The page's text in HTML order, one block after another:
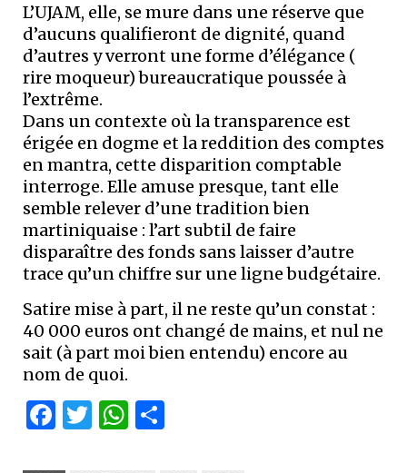
L’UJAM, elle, se mure dans une réserve que
d’aucuns qualifieront de dignité, quand
d’autres y verront une forme d’élégance (
rire moqueur) bureaucratique poussée à
l’extrême.
Dans un contexte où la transparence est
érigée en dogme et la reddition des comptes
en mantra, cette disparition comptable
interroge. Elle amuse presque, tant elle
semble relever d’une tradition bien
martiniquaise : l’art subtil de faire
disparaître des fonds sans laisser d’autre
trace qu’un chiffre sur une ligne budgétaire.
Satire mise à part, il ne reste qu’un constat :
40 000 euros ont changé de mains, et nul ne
sait (à part moi bien entendu) encore au
nom de quoi.
Facebook
Twitter
WhatsApp